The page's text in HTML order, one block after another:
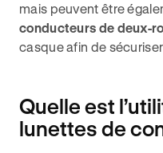
mais peuvent être
conducteurs de deux-
casque afin de
Quelle est
lunettes de